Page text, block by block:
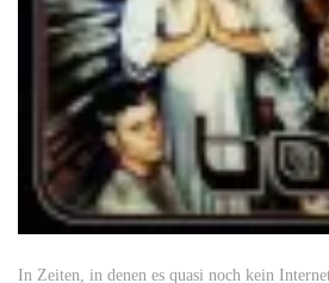
In Zeiten, in denen es quasi noch kein